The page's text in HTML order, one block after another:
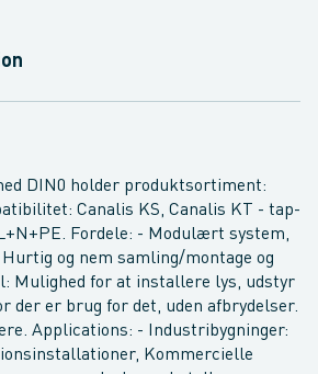
DIN0 holder produktsortiment:
Canalis KS, Canalis KT - tap-
Fordele: - Modulært system,
og nem samling/montage og
Mulighed for at installere lys, udstyr
der er brug for det, uden afbrydelser.
Applications: - Industribygninger:
Kommercielle